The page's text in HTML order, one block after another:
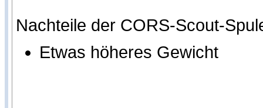
Nachteile der CORS-Scout-
Etwas höheres Gewicht